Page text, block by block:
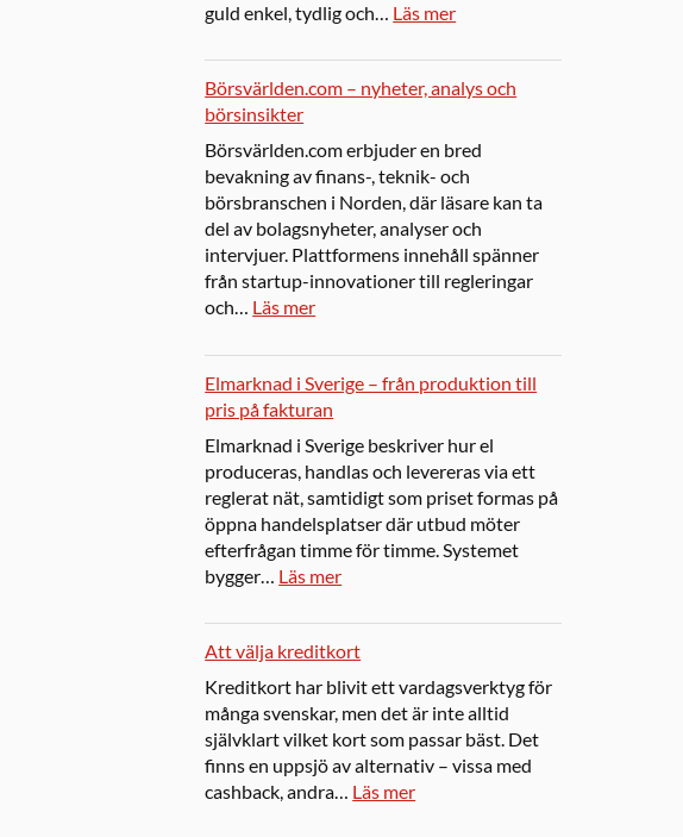
guld enkel, tydlig och… Läs mer
Börsvärlden.com – nyheter, analys och
börsinsikter
Börsvärlden.com erbjuder en bred
bevakning av finans-, teknik- och
börsbranschen i Norden, där läsare kan ta
del av bolagsnyheter, analyser och
intervjuer. Plattformens innehåll spänner
från startup-innovationer till regleringar
och… Läs mer
Elmarknad i Sverige – från produktion till
pris på fakturan
Elmarknad i Sverige beskriver hur el
produceras, handlas och levereras via ett
reglerat nät, samtidigt som priset formas på
öppna handelsplatser där utbud möter
efterfrågan timme för timme. Systemet
bygger… Läs mer
Att välja kreditkort
Kreditkort har blivit ett vardagsverktyg för
många svenskar, men det är inte alltid
självklart vilket kort som passar bäst. Det
finns en uppsjö av alternativ – vissa med
cashback, andra… Läs mer